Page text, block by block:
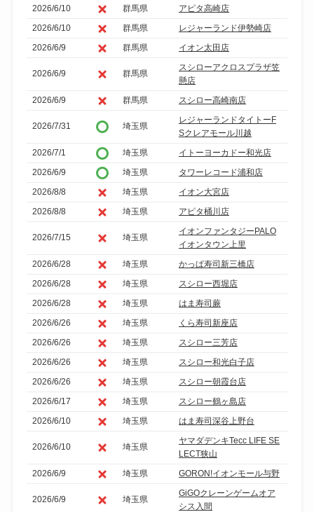
2026/6/10
群馬県
アピタ高崎店
2026/6/10
群馬県
レジャーランド伊勢崎店
2026/6/9
群馬県 イオン太田店
2026/6/9 群馬県
スシローアクロスプラザ笠
懸店
2026/6/9
群馬県 スシロー高崎南店
2026/7/31 埼玉県
レジャーランドタイトーF
Sクレアモール川越
2026/7/1
埼玉県
イトーヨーカドー和光店
2026/6/9
埼玉県
タワーレコード浦和店
2026/8/8
埼玉県
イオン大宮店
2026/8/8
埼玉県 アピタ桶川店
2026/7/15 埼玉県
イオンファンタジーPALO
イオンタウン上里
2026/6/28
埼玉県
かっぱ寿司新三橋店
2026/6/28
埼玉県
スシロー西堀店
2026/6/28
埼玉県
はま寿司蕨
2026/6/26
埼玉県
くら寿司新座店
2026/6/26
埼玉県
スシロー三芳店
2026/6/26
埼玉県
スシロー和光白子店
2026/6/26
埼玉県
スシロー朝霞台店
2026/6/17
埼玉県
スシロー鶴ヶ島店
2026/6/10
埼玉県 はま寿司深谷上野台
2026/6/10 埼玉県
ヤマダデンキTecc LIFE SE
LECT狭山
2026/6/9
埼玉県 GORON!イオンモール与野
2026/6/9 埼玉県
GiGOクレーンゲームオア
シス入間